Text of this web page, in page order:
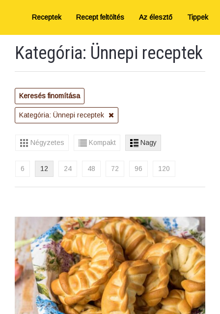
Receptek Recept feltöltés Az élesztő Tippek
Kategória: Ünnepi receptek
Keresés finomítása
Kategória: Ünnepi receptek
Négyzetes Kompakt Nagy
6 12 24 48 72 96 120